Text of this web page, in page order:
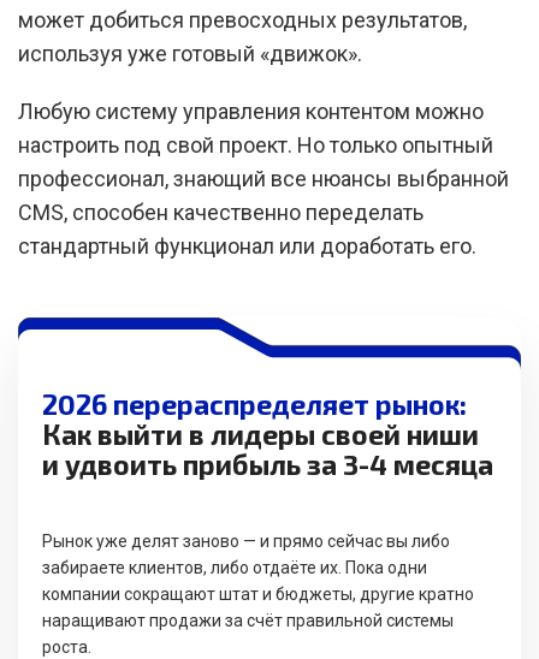
может добиться превосходных результатов,
используя уже готовый «движок».
Любую систему управления контентом можно
настроить под свой проект. Но только опытный
профессионал, знающий все нюансы выбранной
CMS, способен качественно переделать
стандартный функционал или доработать его.
2026 перераспределяет рынок:
Как выйти в лидеры своей ниши
и удвоить прибыль за 3-4 месяца
Рынок уже делят заново — и прямо сейчас вы либо
забираете клиентов, либо отдаёте их. Пока одни
компании сокращают штат и бюджеты, другие кратно
наращивают продажи за счёт правильной системы
роста.